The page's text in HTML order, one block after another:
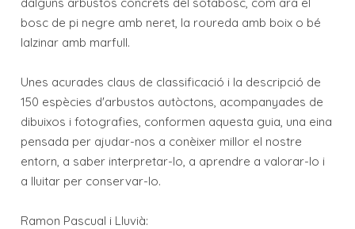
bosc de pi negre amb neret, la roureda amb boix o bé
lalzinar amb marfull.
Unes acurades claus de classificació i la descripció de
150 espècies d'arbustos autòctons, acompanyades de
dibuixos i fotografies, conformen aquesta guia, una eina
pensada per ajudar-nos a conèixer millor el nostre
entorn, a saber interpretar-lo, a aprendre a valorar-lo i
a lluitar per conservar-lo.
Ramon Pascual i Lluvià: